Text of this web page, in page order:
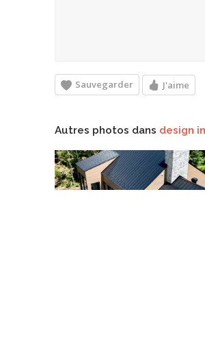
Sauvegarder J'aime
Autres photos dans design